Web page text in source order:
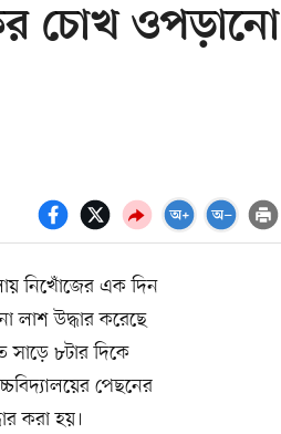
চোখ ওপড়ানো
নিখোঁজের এক দিন
লাশ উদ্ধার করেছে
৮টার দিকে
পেছনের
করা হয়।